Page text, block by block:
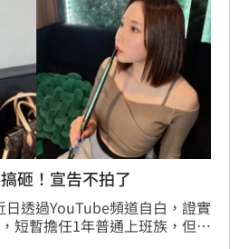
友怒火。
砸！宣告不拍了
日透過YouTube頻道自白，證實
短暫擔任1年普通上班族，但最